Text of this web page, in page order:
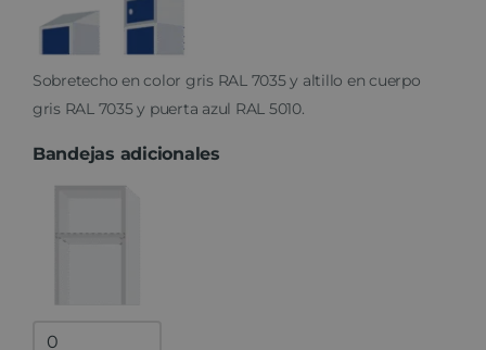
Sobretecho en color gris RAL 7035 y altillo en cuerpo
gris RAL 7035 y puerta azul RAL 5010.
Bandejas adicionales
Bandejas